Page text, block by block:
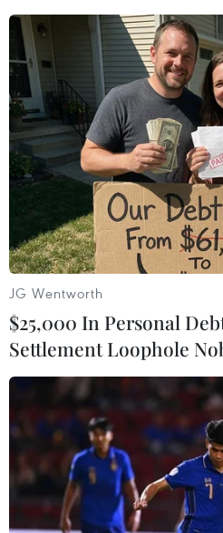
Thủ tướng Trung
chuyến thăm Cuba
26/09/2016 23:49
Ngày 26/9, Thủ tướng Lý
Habana, kết thúc tốt đẹp
tiên của người đứng đầu
JG Wentworth
$25,000 In Personal
Settlement Loophole